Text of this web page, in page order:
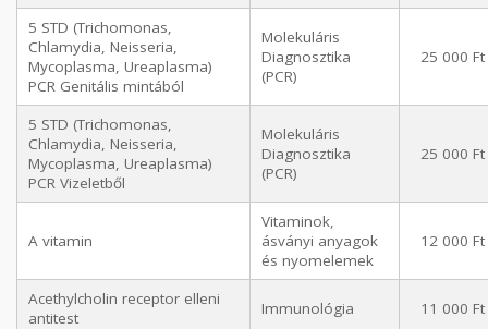
5 STD (Trichomonas,
Chlamydia, Neisseria,
Mycoplasma, Ureaplasma)
PCR Genitális mintából
Molekuláris
Diagnosztika
(PCR)
25 000 Ft
5 STD (Trichomonas,
Chlamydia, Neisseria,
Mycoplasma, Ureaplasma)
PCR Vizeletből
Molekuláris
Diagnosztika
(PCR)
25 000 Ft
A vitamin
Vitaminok,
ásványi anyagok
és nyomelemek
12 000 Ft
Acethylcholin receptor elleni
antitest
Immunológia 11 000 Ft